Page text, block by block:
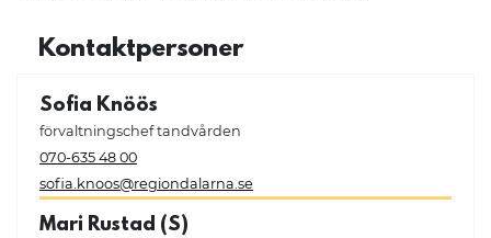
Kontaktpersoner
Sofia Knöös
förvaltningschef tandvården
070-635 48 00
sofia.knoos@regiondalarna.se
Mari Rustad (S)